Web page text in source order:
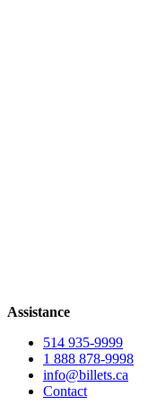
Assistance
514 935-9999
1 888 878-9998
info@billets.ca
Contact